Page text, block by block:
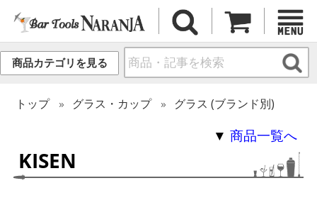
商品カテゴリを見る
トップ グラス・カップ グラス (ブランド別)
KISEN
▼商品一覧へ